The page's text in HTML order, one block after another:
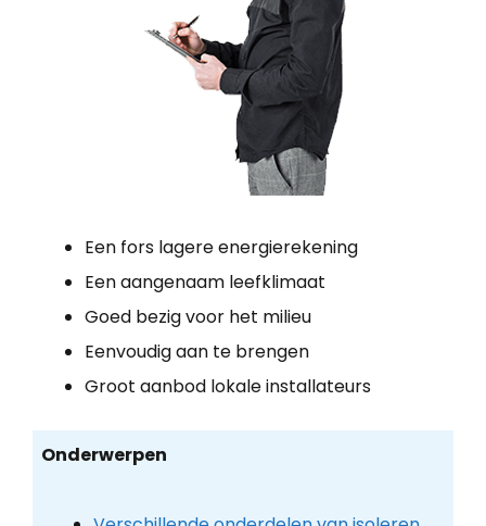
Een fors lagere energierekening
Een aangenaam leefklimaat
Goed bezig voor het milieu
Eenvoudig aan te brengen
Groot aanbod lokale installateurs
Onderwerpen